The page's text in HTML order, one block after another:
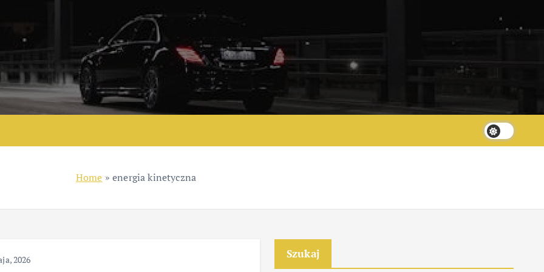
Home »energia kinetyczna
2026 Szukaj